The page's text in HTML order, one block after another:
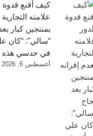
كيف أقنع قدوة
علامته
بمنتجين كبار
“سالي”: “كان
في حدسي هذه
أغسطس 6, 2026